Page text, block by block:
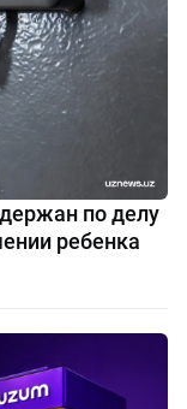
по делу
ребенка